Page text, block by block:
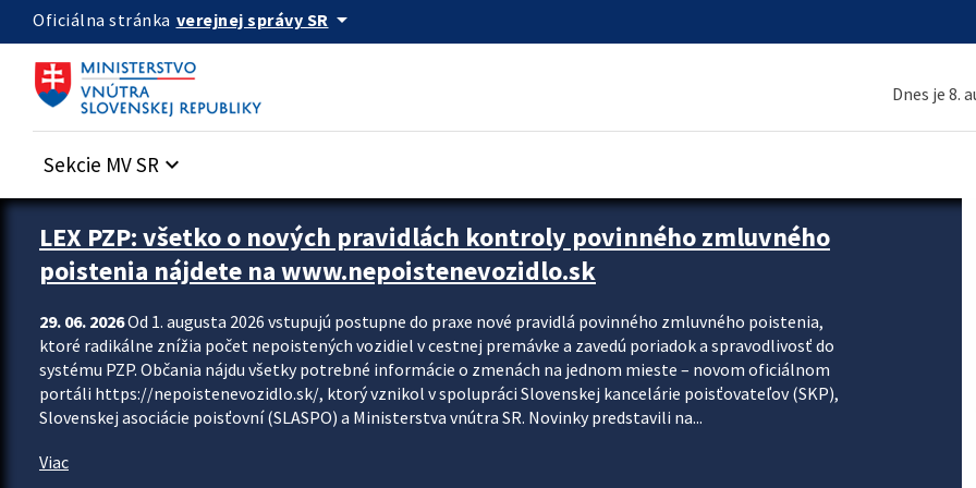
Preskocit na hlavný obsah
Oficiálna stránka verejnej správy SR arrow_drop_down
Dnes je 8.
Sekcie MV SR keyboard_arrow_down
Zastavit automatický posun upútavok
LEX PZP: všetko o nových pravidlách kontroly povinného zmluvného
poistenia nájdete na www.nepoistenevozidlo.sk
29. 06. 2026Od 1. augusta 2026 vstupujú postupne do praxe nové pravidlá povinného zmluvného poistenia,
ktoré radikálne znížia počet nepoistených vozidiel v cestnej premávke a zavedú poriadok a spravodlivosť do
systému PZP. Občania nájdu všetky potrebné informácie o zmenách na jednom mieste – novom oficiálnom
portáli https://nepoistenevozidlo.sk/, ktorý vznikol v spolupráci Slovenskej kancelárie poisťovateľov (SKP),
Slovenskej asociácie poisťovní (SLASPO) a Ministerstva vnútra SR. Novinky predstavili na...
Viac